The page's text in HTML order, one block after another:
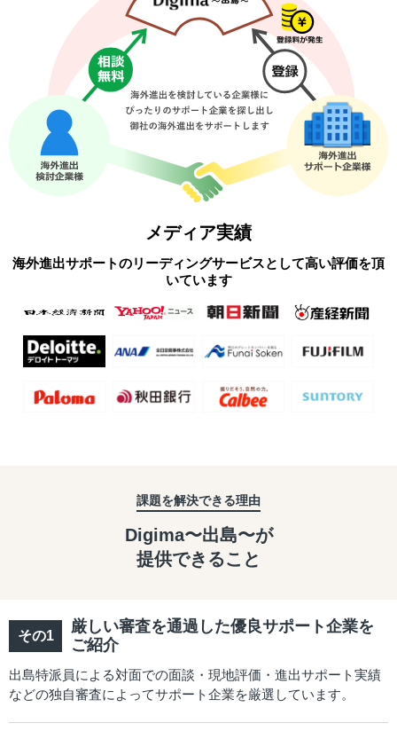
メディア実績
海外進出サポートのリーディングサービスとして高い評価を頂
いています
課題を解決できる理由
Digima〜出島〜が
提供できること
厳しい審査を通過した優良サポート企業を
ご紹介
出島特派員による対面での面談・現地評価・進出サポート実績
などの独自審査によってサポート企業を厳選しています。